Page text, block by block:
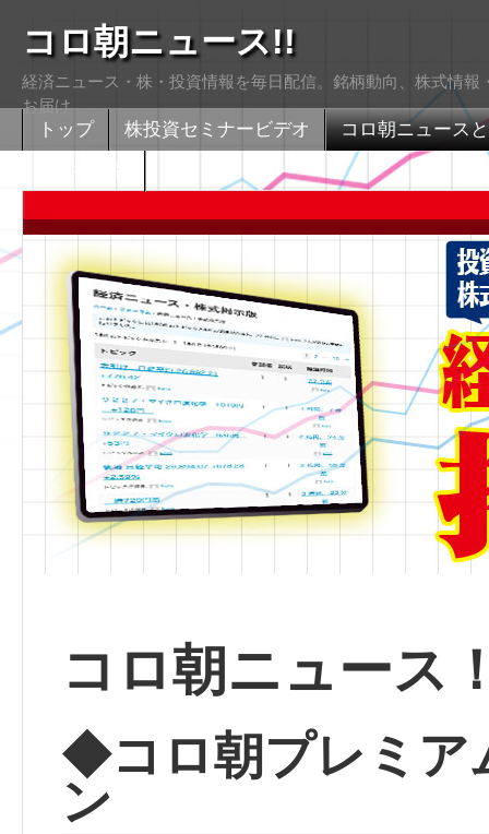
コロ朝ニュース!!
経済ニュース・株・投資情報を毎日配信。銘柄動向、株式情
お届け
トップ 株投資セミナービデオ
コロ朝ニュース
コロ朝ニュース
◆コロ朝プレミア
ン